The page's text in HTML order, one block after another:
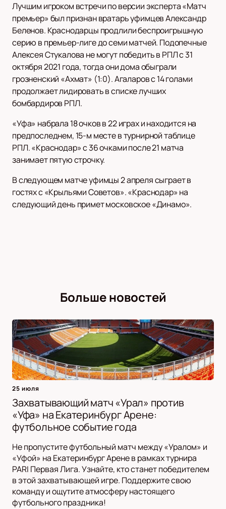
Лучшим игроком встречи по версии эксперта «Матч
премьер» был признан вратарь уфимцев Александр
Беленов. Краснодарцы продлили беспроигрышную
серию в премьер-лиге до семи матчей. Подопечные
Алексея Стукалова не могут победить в РПЛ с 31
октября 2021 года, тогда они дома обыграли
грозненский «Ахмат» (1:0). Агаларов с 14 голами
продолжает лидировать в списке лучших
бомбардиров РПЛ.
«Уфа» набрала 18 очков в 22 играх и находится на
предпоследнем, 15-м месте в турнирной таблице
РПЛ. «Краснодар» с 36 очками после 21 матча
занимает пятую строчку.
В следующем матче уфимцы 2 апреля сыграет в
гостях с «Крыльями Советов». «Краснодар» на
следующий день примет московское «Динамо».
Больше новостей
25 июля
Захватывающий матч «Урал» против
«Уфа» на Екатеринбург Арене:
футбольное событие года
Не пропустите футбольный матч между «Уралом» и
«Уфой» на Екатеринбург Арене в рамках турнира
PARI Первая Лига. Узнайте, кто станет победителем
в этой захватывающей игре. Поддержите свою
команду и ощутите атмосферу настоящего
футбольного праздника!